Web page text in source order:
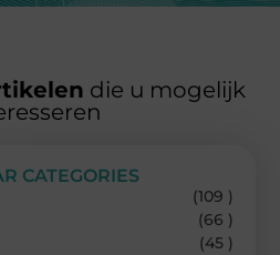
die u mogelijk
CATEGORIES
(109 )
(66 )
(45 )